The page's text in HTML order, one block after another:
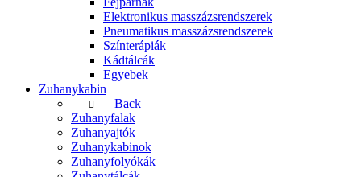
Elektronikus masszázsrendszerek
Pneumatikus masszázsrendszerek
Színterápiák
Kádtálcák
Egyebek
Zuhanykabin
Back
Zuhanyfalak
Zuhanyajtók
Zuhanykabinok
Zuhanyfolyókák